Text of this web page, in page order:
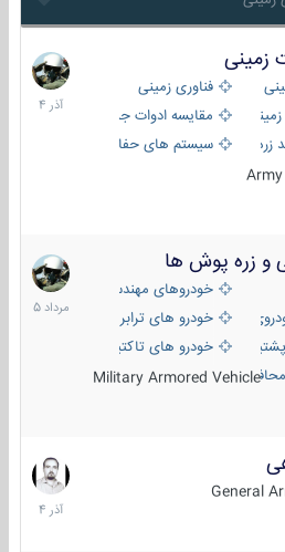
فناوری زمینی
مقایسه ادوات جنگی
سیستم های حفاظت فعال
21
آذر
1404
زره پوش ها
خودروهای مهندسی
های رزمی پیاده نظام
خودرو های ترابری نظامی
آتش ، شناسایی و ضد تانک
خودرو های تاکتیکی نظامی
شده
Military Armored Vehicle
2
مرداد
1405
General
7
آذر
1404